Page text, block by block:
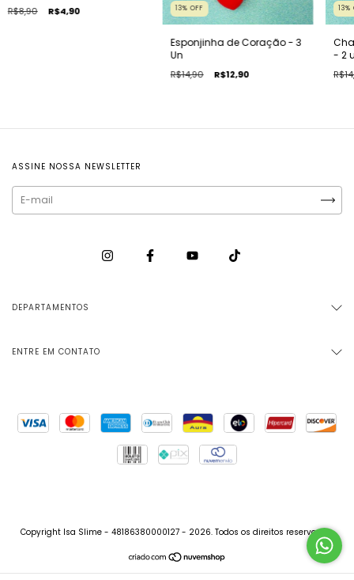
R$8,90 R$4,90 13%OFF
Esponjinha de Coração - 3
Un
R$14,90 R$12,90
13%
- 2
ASSINE NOSSA NEWSLETTER
DEPARTAMENTOS
ENTRE EM CONTATO
Copyright Isa Slime - 48186380000127 - 2026. Todos os direitos reservados.